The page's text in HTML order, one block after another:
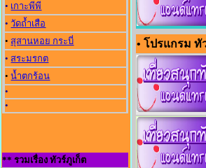
• เกาะพีพี
•วัดถ้ำเสือ
•สุสานหอย กระบี่
•สระมรกต
•น้ำตกร้อน
•
•
** รวมเรื่อง ทัวร์ภูเก็ต
• โปรแกรม ทั